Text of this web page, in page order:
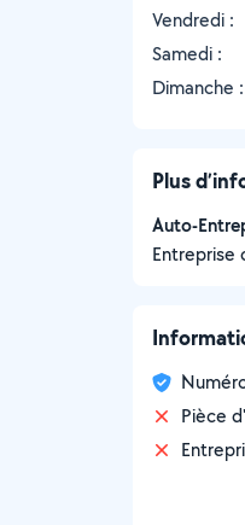
Vendredi :
Samedi :
Dimanche :
Plus
Auto-
Entreprise
Pièce